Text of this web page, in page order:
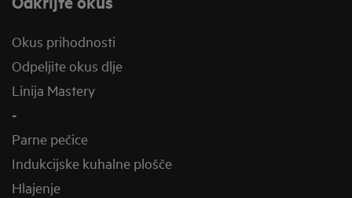
Okus prihodnosti
Odpeljite okus dlje
Linija Mastery
-
Parne pečice
Indukcijske kuhalne plošče
Hlajenje